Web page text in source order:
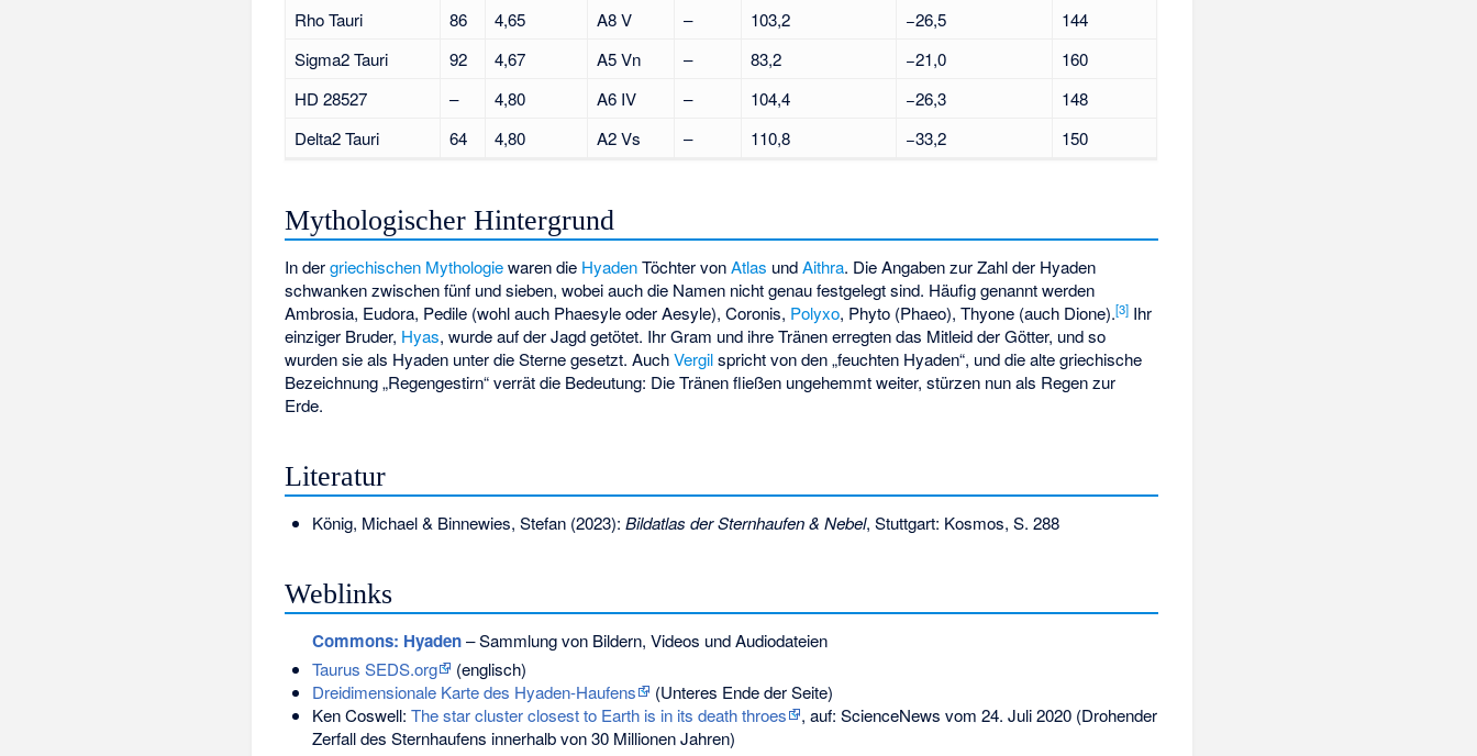
Rho Tauri
86 4,65 A8 V – 103,2 −26,5
144
Sigma2 Tauri
92 4,67 A5 Vn – 83,2 −21,0
160
HD 28527
– 4,80 A6 IV – 104,4 −26,3
148
Delta2 Tauri
64 4,80 A2 Vs – 110,8 −33,2 150
Mythologischer Hintergrund
In dergriechischen Mythologiewaren die HyadenTöchter vonAtlas undAithra. Die Angaben zur Zahl der Hyaden
schwanken zwischen fünf und sieben, wobei auch die Namen nicht genau festgelegt sind. Häufig genannt werden
Ambrosia, Eudora, Pedile (wohl auch Phaesyle oder Aesyle),Coronis, Polyxo, Phyto (Phaeo),Thyone (auch Dione).[3] Ihr
einziger Bruder, Hyas, wurde auf der Jagd getötet. Ihr Gram und ihre Tränen erregten das Mitleid der Götter, und so
wurden sie als Hyaden unter die Sterne gesetzt. AuchVergilspricht von den „feuchten Hyaden“, und die alte griechische
Bezeichnung „Regengestirn“ verrät die Bedeutung: Die Tränen fließen ungehemmt weiter, stürzen nun als Regen zur
Erde.
Literatur
König, Michael & Binnewies, Stefan (2023): Bildatlas der Sternhaufen & Nebel, Stuttgart: Kosmos, S. 288
Weblinks
Commons: Hyaden– Sammlung von Bildern, Videos und Audiodateien
Taurus SEDS.org
(englisch)
Dreidimensionale Karte des Hyaden-Haufens
(Unteres Ende der Seite)
Ken Coswell: The star cluster closest to Earth is in its death throes
, auf: ScienceNews vom 24. Juli 2020 (Drohender
Zerfall des Sternhaufens innerhalb von 30 Millionen Jahren)